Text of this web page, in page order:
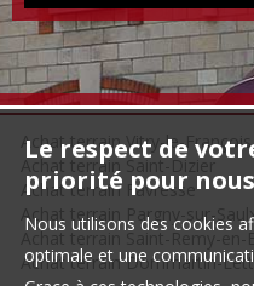
Achat terrain Vitry-le-François
Achat terrain Saint-Dizier
Achat terrain Favresse
Achat terrain Pargny-sur-
Achat terrain Saint-Remy-
Achat terrain Dommartin-
Le respect de
priorité pour nous
Nous utilisons des cookies
optimale et une